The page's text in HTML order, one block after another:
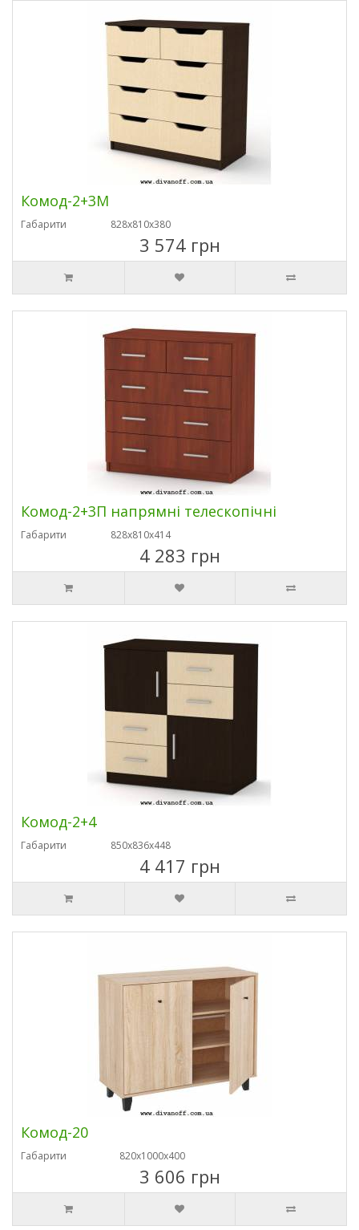
Комод-2+3М
Габарити 828х810х380
3 574 грн
Комод-2+3П напрямні телескопічні
Габарити 828х810х414
4 283 грн
Комод-2+4
Габарити 850х836х448
4 417 грн
Комод-20
Габарити 820х1000х400
3 606 грн